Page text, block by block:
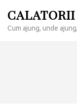
conținut
Cum ajung, unde